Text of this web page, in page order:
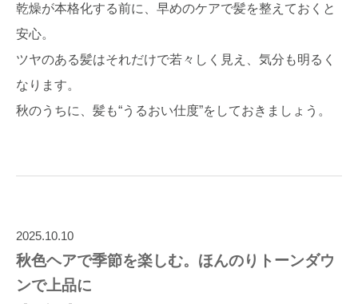
乾燥が本格化する前に、早めのケアで髪を整えておくと
安心。
ツヤのある髪はそれだけで若々しく見え、気分も明るく
なります。
秋のうちに、髪も“うるおい仕度”をしておきましょう。
2025.10.10
秋色ヘアで季節を楽しむ。ほんのりトーンダウ
ンで上品に